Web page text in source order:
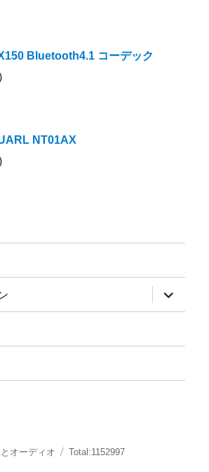
Bluetooth4.1 コーデック
NT01AX
ブ
メ
ー
開
オーディオ
Total:1152997